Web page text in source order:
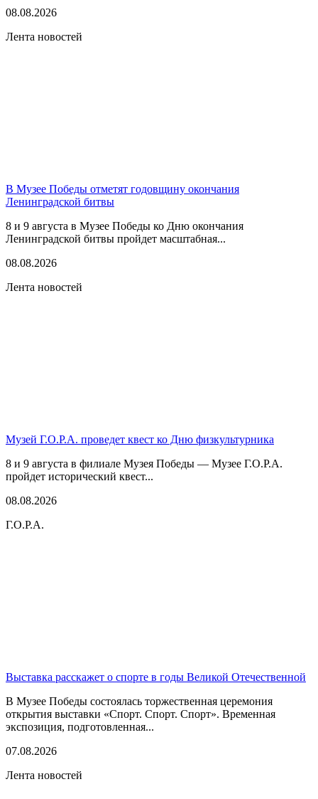
08.08.2026
Лента новостей
В Музее Победы отметят годовщину окончания
Ленинградской битвы
8 и 9 августа в Музее Победы ко Дню окончания
Ленинградской битвы пройдет масштабная...
08.08.2026
Лента новостей
Музей Г.О.Р.А. проведет квест ко Дню физкультурника
8 и 9 августа в филиале Музея Победы — Музее Г.О.Р.А.
пройдет исторический квест...
08.08.2026
Г.О.Р.А.
Выставка расскажет о спорте в годы Великой Отечественной
В Музее Победы состоялась торжественная церемония
открытия выставки «Спорт. Спорт. Спорт». Временная
экспозиция, подготовленная...
07.08.2026
Лента новостей